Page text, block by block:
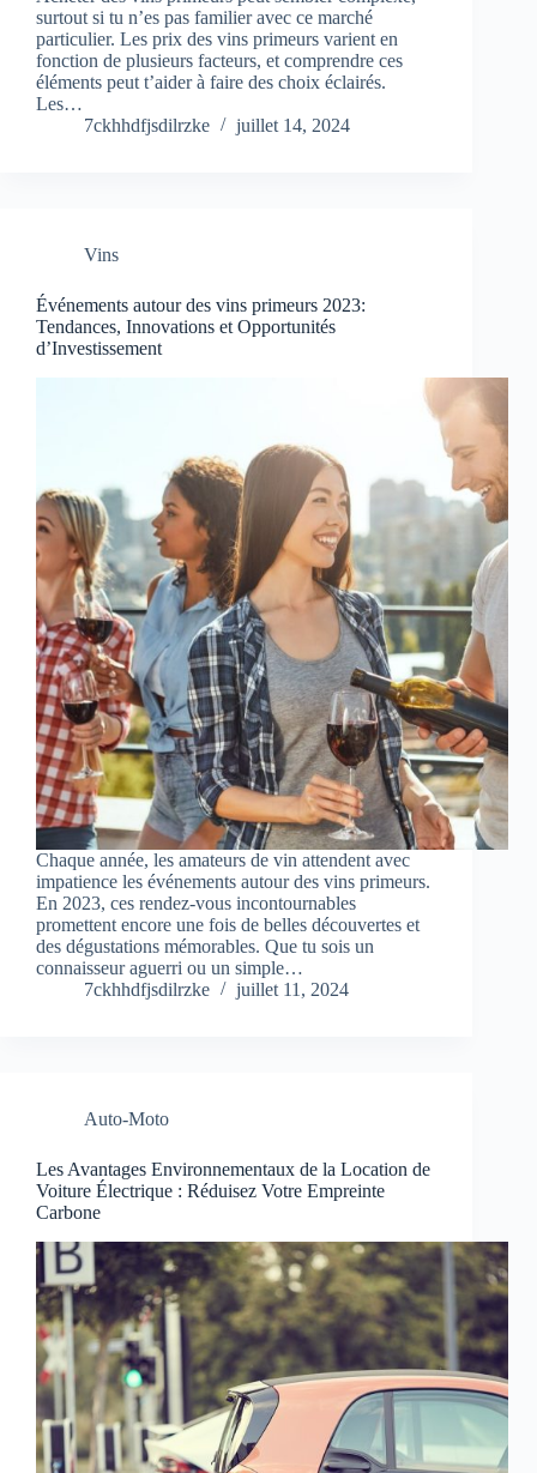
surtout si tu n’es pas familier avec ce marché
particulier. Les prix des vins primeurs varient en
fonction de plusieurs facteurs, et comprendre ces
éléments peut t’aider à faire des choix éclairés.
Les…
7ckhhdfjsdilrzke
juillet 14, 2024
Vins
Événements autour des vins primeurs 2023:
Tendances, Innovations et Opportunités
d’Investissement
Chaque année, les amateurs de vin attendent avec
impatience les événements autour des vins primeurs.
En 2023, ces rendez-vous incontournables
promettent encore une fois de belles découvertes et
des dégustations mémorables. Que tu sois un
connaisseur aguerri ou un simple…
7ckhhdfjsdilrzke
juillet 11, 2024
Auto-Moto
Les Avantages Environnementaux de la Location de
Voiture Électrique : Réduisez Votre Empreinte
Carbone